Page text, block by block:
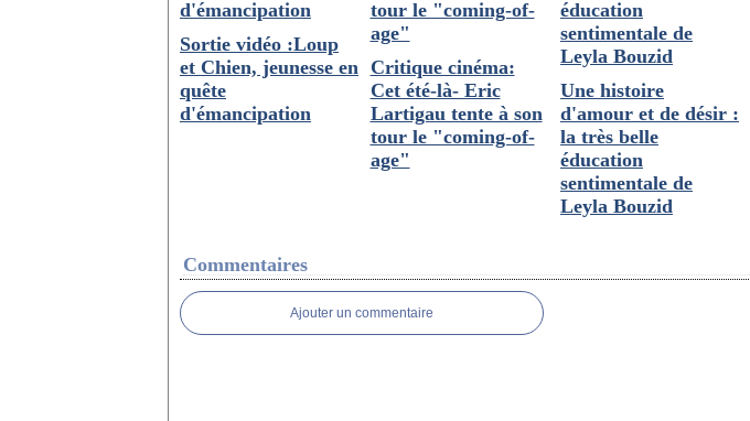
Sortie vidéo :Loup
et Chien, jeunesse en
quête
d'émancipation
Critique cinéma:
Cet été-là- Eric
Lartigau tente à son
tour le "coming-of-
age"
Une histoire
d'amour et de désir :
la très belle
éducation
sentimentale de
Leyla Bouzid
Commentaires
Ajouter un commentaire